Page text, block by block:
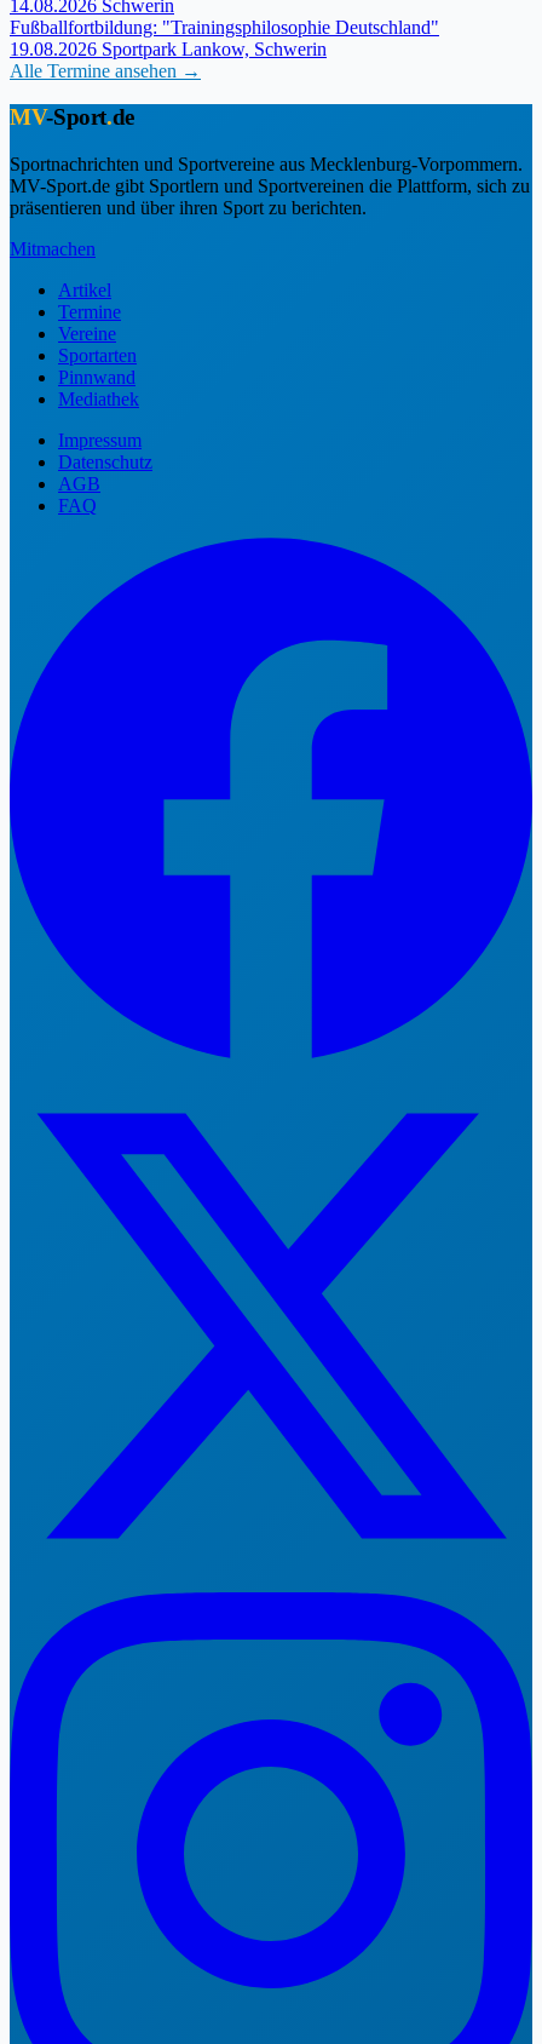
14.08.2026 Schwerin
Fußballfortbildung: "Trainingsphilosophie Deutschland"
19.08.2026 Sportpark Lankow, Schwerin
Alle Termine ansehen →
MV-Sport.de
Sportnachrichten und Sportvereine aus Mecklenburg-Vorpommern.
MV-Sport.de gibt Sportlern und Sportvereinen die Plattform, sich zu
präsentieren und über ihren Sport zu berichten.
Mitmachen
Artikel
Termine
Vereine
Sportarten
Pinnwand
Mediathek
Impressum
Datenschutz
AGB
FAQ